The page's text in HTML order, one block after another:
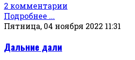
2 комментарии
Подробнее ...
Пятница, 04 ноября 2022 11:31
Дальние дали